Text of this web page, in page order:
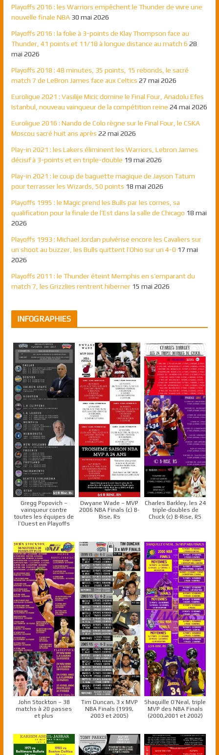
Playoffs 2016 : les Warriors empêchent le Thunder de vivre une
nouvelle finale NBA 30 mai 2026
Playoffs 2016 : la folie à 3-points de Klay Thompson face au
Thunder, 41 points et 11/18 à longue distance au match 6 28
mai 2026
Playoffs 2018 : 48 minutes, 35 points, 15 rebonds, le sacré
match 7 de LeBron James face aux Celtics 27 mai 2026
Euroligue 2021 : Vasilije Micic domine le Final Four, Anadolu Efes
Istanbul, nouveau vainqueur de la compétition reine 24 mai 2026
Euroligue 2016 : Nando de Colo règne sur le Final Four, le CSKA
Moscou sacré huit ans après 22 mai 2026
Play-in 2021 : les Lakers éliminent les Warriors, Lebron James
décisif à 3-points et en triple-double 19 mai 2026
Play-in 2021 : le coup de baguette magique de Jayson Tatum
pour terrasser les Wizards, 50 points 18 mai 2026
Playoffs 1995 : le Magic prend les Bulls par les cornes, sa
qualification pour la finale de l’Est dans la salle de Chicago 18 mai
2026
Playoffs 1993 : Michael Jordan pulvérise encore les Cavaliers sur
un shoot au buzzer, les Bulls quittent l’Ohio sur un 4-0 17 mai
2026
Playoffs 2011 : le Thunder éteint Memphis en s’emparant du
match 7, les Grizzlies rentrent hiberner 15 mai 2026
INFOGRAPHIES
Gregg Popovich –
vainqueur contre
toutes les équipes de
l’Ouest en Playoffs
Dwyane Wade – MVP
2006 NBA Finals (c) B-
Rise, Rs
Charles Barkley, les 24
triple-doubles de
Chuck (c) B-Rise, RS
John Stockton – 38
matchs à 20 passes
et plus
Tim Duncan, 3 x MVP
NBA Finals (1999,
2003 et 2005)
Shaquille O’Neal, triple
MVP des NBA Finals
(2000,2001 et 2002)